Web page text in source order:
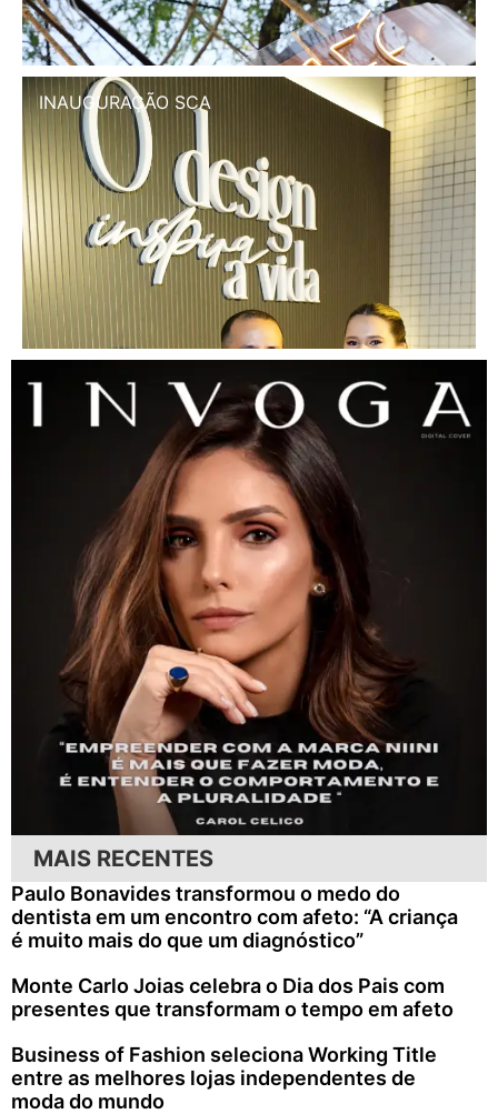
INAUGURAÇÃO SCA
MAIS RECENTES
Paulo Bonavides transformou o medo do
dentista em um encontro com afeto: “A criança
é muito mais do que um diagnóstico”
Monte Carlo Joias celebra o Dia dos Pais com
presentes que transformam o tempo em afeto
Business of Fashion seleciona Working Title
entre as melhores lojas independentes de
moda do mundo